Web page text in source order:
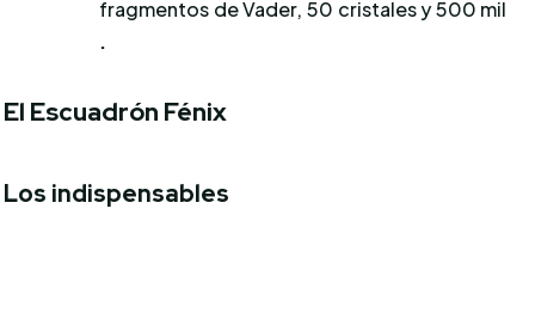
fragmentos de Vader, 50 cristales y 500 mil
.
El Escuadrón Fénix
Los indispensables